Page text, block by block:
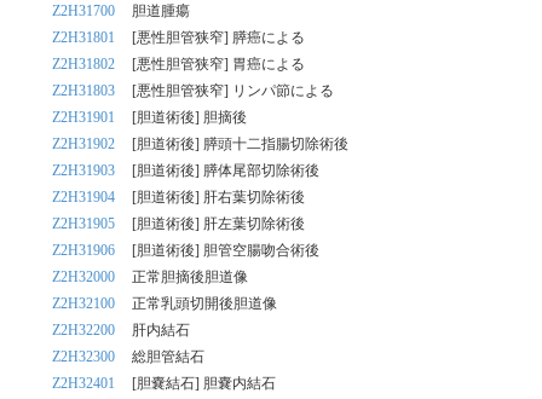
Z2H31700
胆道腫瘍
Z2H31801
[悪性胆管狭窄] 膵癌による
Z2H31802
[悪性胆管狭窄] 胃癌による
Z2H31803
[悪性胆管狭窄] リンパ節による
Z2H31901
[胆道術後] 胆摘後
Z2H31902
[胆道術後] 膵頭十二指腸切除術後
Z2H31903
[胆道術後] 膵体尾部切除術後
Z2H31904
[胆道術後] 肝右葉切除術後
Z2H31905
[胆道術後] 肝左葉切除術後
Z2H31906
[胆道術後] 胆管空腸吻合術後
Z2H32000
正常胆摘後胆道像
Z2H32100
正常乳頭切開後胆道像
Z2H32200
肝内結石
Z2H32300
総胆管結石
Z2H32401
[胆嚢結石] 胆嚢内結石